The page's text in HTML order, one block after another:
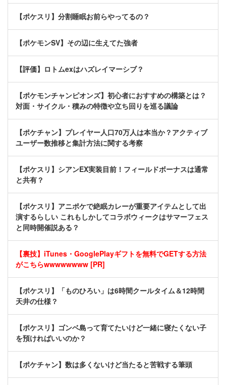
【ポケスリ】分割睡眠お前らやってるの？
【ポケモンSV】その辺に生えてた強者
【評価】ロトムexはハズレイマーシブ？
【ポケモンチャンピオンズ】初心者におすすめの構築とは？
対面・サイクル・積みの特徴や立ち回りを巡る議論
【ポケチャン】プレイヤー人口70万人は本当か？アクティブ
ユーザー数推移と集計方法に関する考察
【ポケスリ】シアンEX実装目前！フィールドボーナスは通常
と共有？
【ポケスリ】アニポケで絶眠カレーが重要アイテムとして出
演するらしい これもしかしてコラボウィークはサマーフェス
と同時開催説ある？
【裏技】iTunes・GooglePlayギフトを無料でGETする方法
がこちらwwwwwwww [PR]
【ポケスリ】「ものひろい」は6時間クールタイム＆12時間
天井の仕様？
【ポケスリ】ゴンベ島って育てたいけど一緒に寝たくない子
を預ければいいのか？
【ポケチャン】数は多くないけど当たると苦戦する筆頭